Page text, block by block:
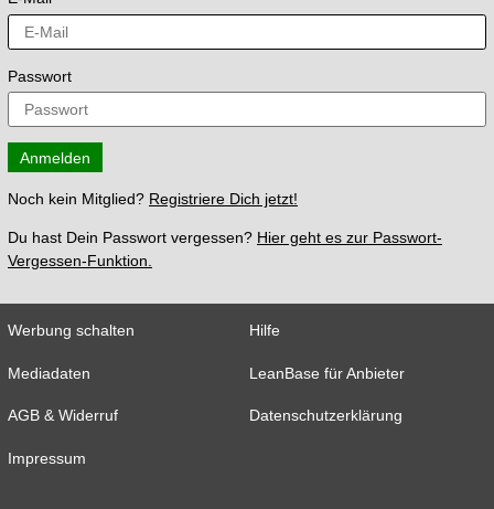
Passwort
Anmelden
Noch kein Mitglied? Registriere Dich jetzt!
Du hast Dein Passwort vergessen? Hier geht es zur Passwort-
Vergessen-Funktion.
Werbung schalten Hilfe
Mediadaten LeanBase für Anbieter
AGB & Widerruf Datenschutzerklärung
Impressum